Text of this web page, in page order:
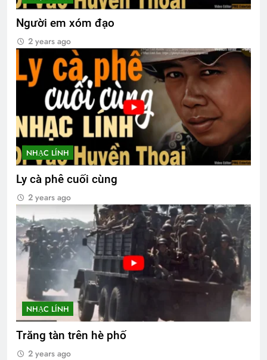
Người em xóm đạo
2 years ago
NHẠC LÍNH
Ly cà phê cuối cùng
2 years ago
NHẠC LÍNH
Trăng tàn trên hè phố
2 years ago